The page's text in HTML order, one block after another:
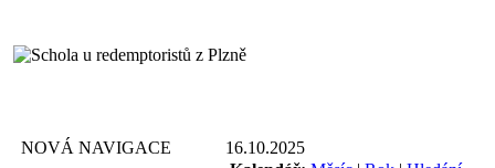
NOVÁ NAVIGACE
16.10.2025